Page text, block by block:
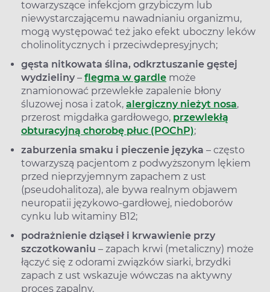
towarzyszące infekcjom grzybiczym lub
niewystarczającemu nawadnianiu organizmu,
mogą występować też jako efekt uboczny leków
cholinolitycznych i przeciwdepresyjnych;
gęsta nitkowata ślina, odkrztuszanie gęstej
wydzieliny – flegma w gardle może
znamionować przewlekłe zapalenie błony
śluzowej nosa i zatok, alergiczny nieżyt nosa,
przerost migdałka gardłowego, przewlekłą
obturacyjną chorobę płuc (POChP);
zaburzenia smaku i pieczenie języka – często
towarzyszą pacjentom z podwyższonym lękiem
przed nieprzyjemnym zapachem z ust
(pseudohalitoza), ale bywa realnym objawem
neuropatii językowo-gardłowej, niedoborów
cynku lub witaminy B12;
podrażnienie dziąseł i krwawienie przy
szczotkowaniu – zapach krwi (metaliczny) może
łączyć się z odorami związków siarki, brzydki
zapach z ust wskazuje wówczas na aktywny
proces zapalny.